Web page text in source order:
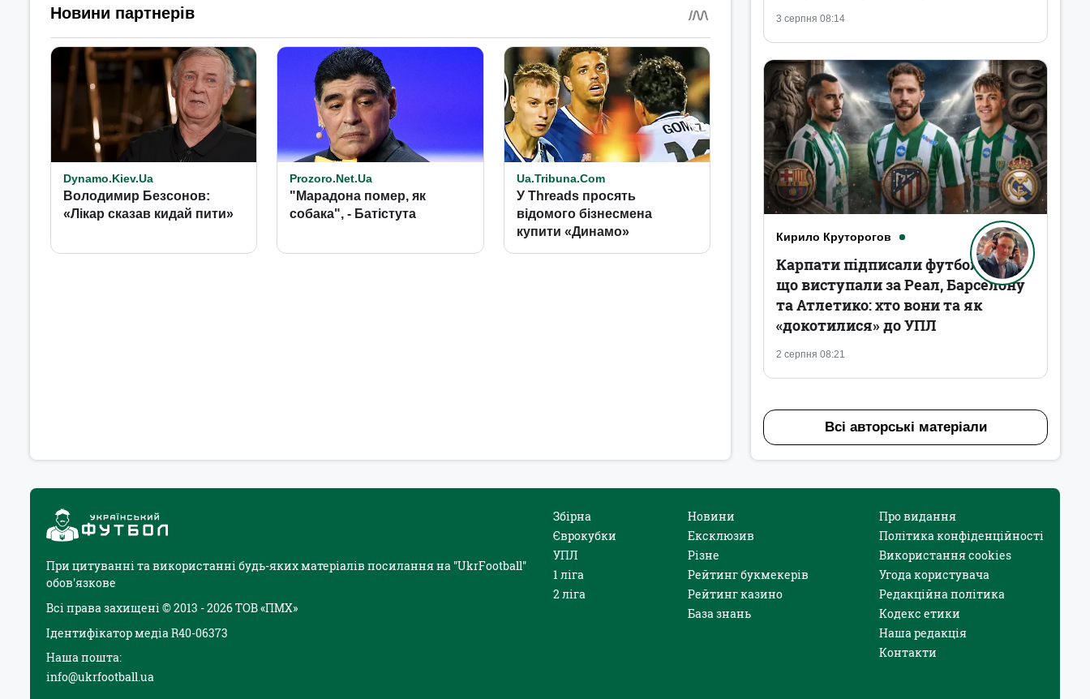
3 серпня 08:14
Кирило Круторогов
2 серпня 08:21
Карпати підписали футболістів,
що виступали за Реал, Барселону
та Атлетико: хто вони та як
«докотилися» до УПЛ
Всі авторські матеріали
При цитуванні та використанні будь-яких матеріалів посилання на "UkrFootball"
обов'язкове
Всі права захищені © 2013 - 2026 ТОВ «ПМХ»
Ідентифікатор медіа R40-06373
Наша пошта:
info@ukrfootball.ua
Збірна
Єврокубки
УПЛ
1 ліга
2 ліга
Новини
Ексклюзив
Різне
Рейтинг букмекерів
Рейтинг казино
База знань
Про видання
Політика конфіденційності
Використання cookies
Угода користувача
Редакційна політика
Кодекс етики
Наша редакція
Контакти